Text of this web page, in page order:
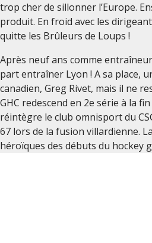
trop cher de sillonner l’Europe.
produit. En froid avec les
quitte les Brûleurs de Loups !
Après neuf ans comme
part entraîner Lyon ! A sa place,
canadien, Greg Rivet, mais il ne
GHC redescend en 2e série à la
réintègre le club omnisport du
67 lors de la fusion villardienne.
héroïques des débuts du hockey